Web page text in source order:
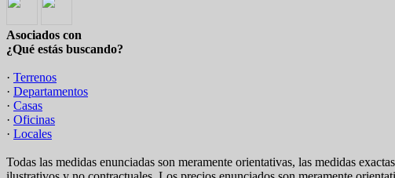
Asociados con
¿Qué estás buscando?
· Terrenos
· Departamentos
· Casas
· Oficinas
· Locales
Todas las medidas enunciadas son meramente orientativas, las medidas